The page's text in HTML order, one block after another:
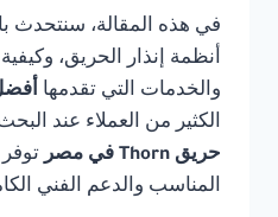
في هذه المقالة، سنتحدث
أنظمة إنذار الحريق،
والخدمات التي تقدمها
الكثير من العملاء عند
حريق Thorn في مصر
المناسب والدعم الفني